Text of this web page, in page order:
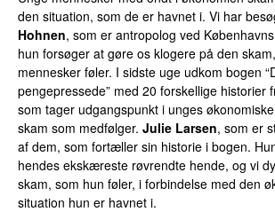
den situation, som de er havnet i. Vi har
Hohnen, som er antropolog ved
hun forsøger at gøre os klogere på den
mennesker føler. I sidste uge udkom bogen
pengepressede” med 20 forskellige historier
som tager udgangspunkt i unges
skam som medfølger. Julie Larsen, som er
af dem, som fortæller sin historie i bogen.
hendes ekskæreste røvrendte hende, og vi
skam, som hun føler, i forbindelse med den
situation hun er havnet i.